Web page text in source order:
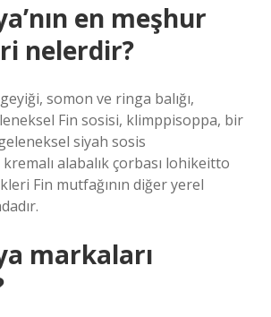
en meşhur
nelerdir?
somon ve ringa balığı,
Fin sosisi, klimppisoppa, bir
siyah sosis
alabalık çorbası lohikeitto
Fin mutfağının diğer yerel
markaları